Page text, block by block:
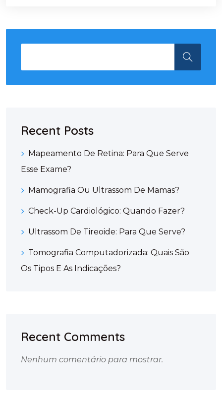
Recent Posts
Mapeamento De Retina: Para Que Serve
Esse Exame?
Mamografia Ou Ultrassom De Mamas?
Check-Up Cardiológico: Quando Fazer?
Ultrassom De Tireoide: Para Que Serve?
Tomografia Computadorizada: Quais São
Os Tipos E As Indicações?
Recent Comments
Nenhum comentário para mostrar.